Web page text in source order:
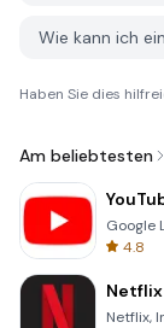
Haben Sie dies
Am beliebtesten
Google
4.8
Netflix
Netflix,